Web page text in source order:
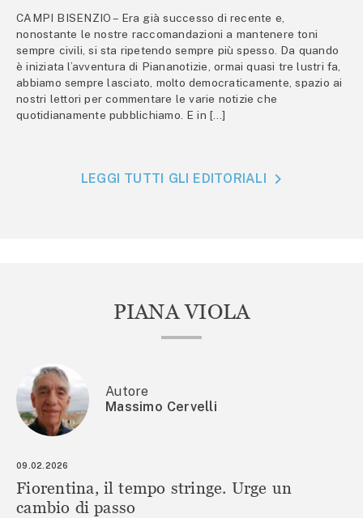
CAMPI BISENZIO – Era già successo di recente e,
nonostante le nostre raccomandazioni a mantenere toni
sempre civili, si sta ripetendo sempre più spesso. Da quando
è iniziata l’avventura di Piananotizie, ormai quasi tre lustri fa,
abbiamo sempre lasciato, molto democraticamente, spazio ai
nostri lettori per commentare le varie notizie che
quotidianamente pubblichiamo. E in […]
LEGGI TUTTI GLI EDITORIALI
PIANA VIOLA
Autore
Massimo Cervelli
09.02.2026
Fiorentina, il tempo stringe. Urge un
cambio di passo